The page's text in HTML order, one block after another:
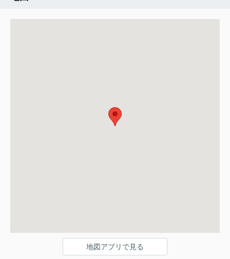
地図アプリで見る